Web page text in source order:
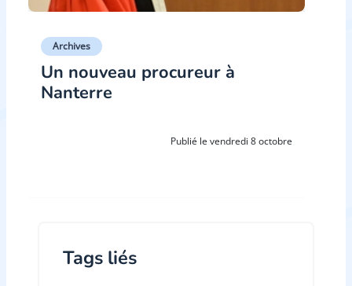
Archives
Un nouveau procureur à
Nanterre
Publié le vendredi 8 octobre
Tags liés